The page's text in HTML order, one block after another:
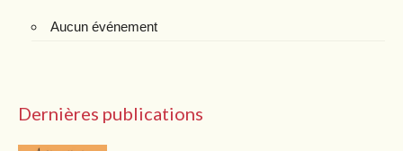
Aucun événement
Dernières publications